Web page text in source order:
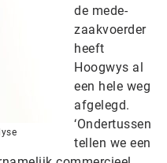
de mede-
zaakvoerder
heeft
Hoogwys al
een hele weg
afgelegd.
‘Ondertussen
tellen we een